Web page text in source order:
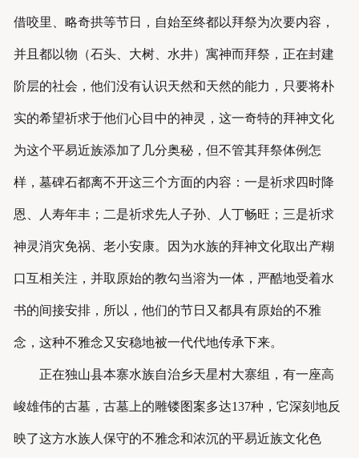
借咬里、略奇拱等节日，自始至终都以拜祭为次要内容，
并且都以物（石头、大树、水井）寓神而拜祭，正在封建
阶层的社会，他们没有认识天然和天然的能力，只要将朴
实的希望祈求于他们心目中的神灵，这一奇特的拜神文化
为这个平易近族添加了几分奥秘，但不管其拜祭体例怎
样，墓碑石都离不开这三个方面的内容：一是祈求四时降
恩、人寿年丰；二是祈求先人子孙、人丁畅旺；三是祈求
神灵消灾免祸、老小安康。因为水族的拜神文化取出产糊
口互相关注，并取原始的教勾当溶为一体，严酷地受着水
书的间接安排，所以，他们的节日又都具有原始的不雅
念，这种不雅念又安稳地被一代代地传承下来。
正在独山县本寨水族自治乡天星村大寨组，有一座高
峻雄伟的古墓，古墓上的雕镂图案多达137种，它深刻地反
映了这方水族人保守的不雅念和浓沉的平易近族文化色